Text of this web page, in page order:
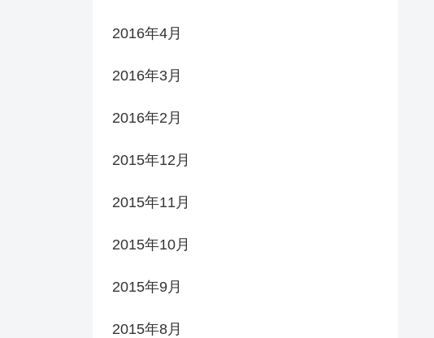
2016年4月
2016年3月
2016年2月
2015年12月
2015年11月
2015年10月
2015年9月
2015年8月